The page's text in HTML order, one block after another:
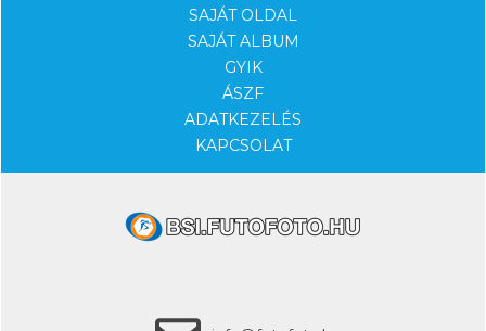
SAJÁT OLDAL
SAJÁT ALBUM
GYIK
ÁSZF
ADATKEZELÉS
KAPCSOLAT